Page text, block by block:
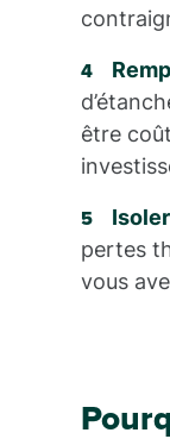
être
pertes
vous